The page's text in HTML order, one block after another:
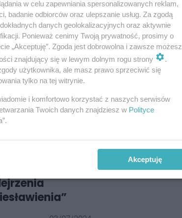
nawet starsze dzieci i
, by najmłodsi
Staramy się też nie
krzesło, by
i szerzenie
w
w celu zapewniania spersonalizowanych reklam,
badanie odbiorców oraz ulepszanie usług. Za zgodą
danych geolokalizacyjnych oraz aktywnie
Ponieważ cenimy Twoją prywatność, prosimy o
„Akceptuję”. Zgoda jest dobrowolna i zawsze możesz
znajdujący się w lewym dolnym rogu strony
.
użytkownika, ale masz prawo sprzeciwić się
tylko na tej witrynie.
i komfortowo korzystać z naszych serwisów
Twoich danych znajdziesz w Polityce
Akceptuję